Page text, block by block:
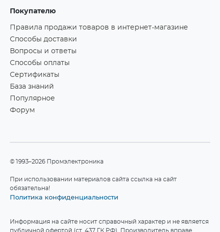
Покупателю
Правила продажи товаров в интернет-магазине
Способы доставки
Вопросы и ответы
Способы оплаты
Сертификаты
База знаний
Популярное
Форум
©1993–2026 Промэлектроника
При использовании материалов сайта ссылка на сайт
обязательна!
Политика конфиденциальности
Информация на сайте носит справочный характер и не является
публичной офертой (ст. 437 ГК РФ). Производитель вправе